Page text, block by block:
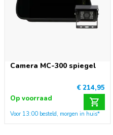
Camera MC-300 spiegel
€ 214,95
Op voorraad
Voor 13:00 besteld, morgen in huis*